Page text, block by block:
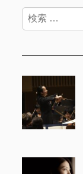
検
索